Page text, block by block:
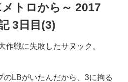
トロから～ 2017
3日目(3)
作戦に失敗したサヌック。
のLBがいたんだから、3に拘る